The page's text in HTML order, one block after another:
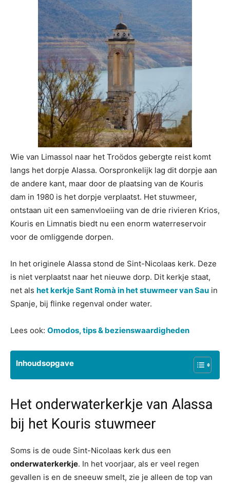
Wie van Limassol naar het Troödos gebergte reist komt
langs het dorpje Alassa. Oorspronkelijk lag dit dorpje aan
de andere kant, maar door de plaatsing van de Kouris
dam in 1980 is het dorpje verplaatst. Het stuwmeer,
ontstaan uit een samenvloeiing van de drie rivieren Krios,
Kouris en Limnatis biedt nu een enorm waterreservoir
voor de omliggende dorpen.
In het originele Alassa stond de Sint-Nicolaas kerk. Deze
is niet verplaatst naar het nieuwe dorp. Dit kerkje staat,
net als het kerkje Sant Romà in het stuwmeer van Sau in
Spanje, bij flinke regenval onder water.
Lees ook: Omodos, tips & bezienswaardigheden
Inhoudsopgave
Het onderwaterkerkje van Alassa
bij het Kouris stuwmeer
Soms is de oude Sint-Nicolaas kerk dus een
onderwaterkerkje. In het voorjaar, als er veel regen
gevallen is en de sneeuw smelt, zie je alleen de top van